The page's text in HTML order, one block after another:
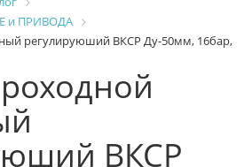
и ПРИВОДА
регулируюший ВКСР Ду-50мм, 16бар,
ВКСР